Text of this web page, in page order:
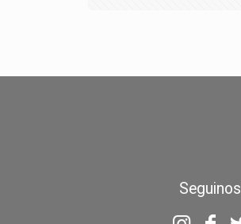
Seguinos